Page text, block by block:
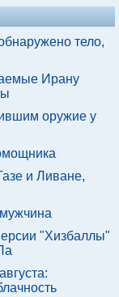
тело,
Ирану
оружие у
и Ливане,
"Хизбаллы"